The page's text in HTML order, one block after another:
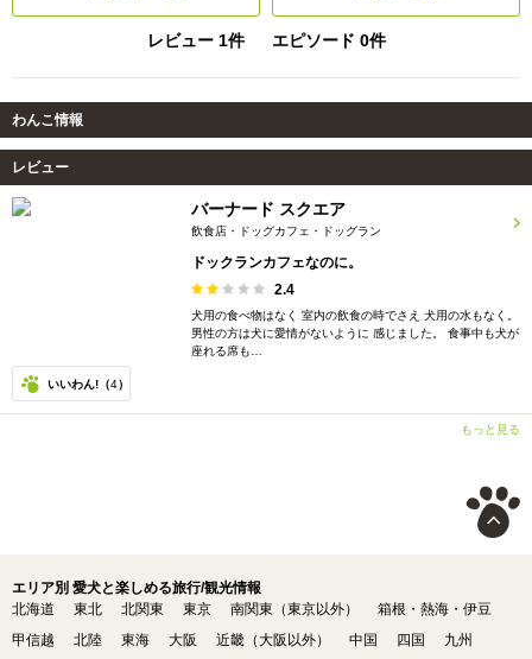
レビュー 1件 エピソード 0件
わんこ情報
レビュー
バーナード スクエア
飲食店・ドッグカフェ・ドッグラン
ドックランカフェなのに。
2.4
犬用の食べ物はなく 室内の飲食の時でさえ 犬用の水もなく。
男性の方は犬に愛情がないように 感じました。 食事中も犬が
座れる席も…
いいわん!（4）
もっと見る
エリア別 愛犬と楽しめる旅行/観光情報
北海道
東北 北関東 東京 南関東（東京以外）
箱根・熱海・伊豆
甲信越
北陸 東海 大阪 近畿（大阪以外） 中国 四国 九州